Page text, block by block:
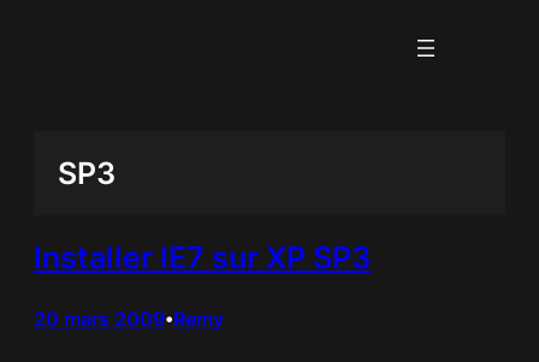
SP3
Installer IE7 sur XP SP3
20 mars 2009•Remy